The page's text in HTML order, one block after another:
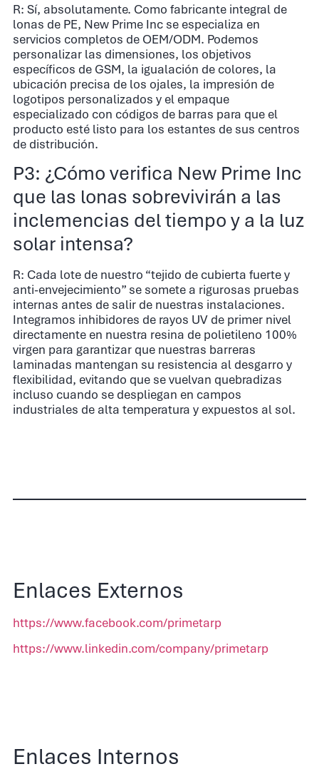
R: Sí, absolutamente. Como fabricante integral de
lonas de PE, New Prime Inc se especializa en
servicios completos de OEM/ODM. Podemos
personalizar las dimensiones, los objetivos
específicos de GSM, la igualación de colores, la
ubicación precisa de los ojales, la impresión de
logotipos personalizados y el empaque
especializado con códigos de barras para que el
producto esté listo para los estantes de sus centros
de distribución.
P3: ¿Cómo verifica New Prime Inc
que las lonas sobrevivirán a las
inclemencias del tiempo y a la luz
solar intensa?
R: Cada lote de nuestro “tejido de cubierta fuerte y
anti-envejecimiento” se somete a rigurosas pruebas
internas antes de salir de nuestras instalaciones.
Integramos inhibidores de rayos UV de primer nivel
directamente en nuestra resina de polietileno 100%
virgen para garantizar que nuestras barreras
laminadas mantengan su resistencia al desgarro y
flexibilidad, evitando que se vuelvan quebradizas
incluso cuando se despliegan en campos
industriales de alta temperatura y expuestos al sol.
Enlaces Externos
https://www.facebook.com/primetarp
https://www.linkedin.com/company/primetarp
Enlaces Internos